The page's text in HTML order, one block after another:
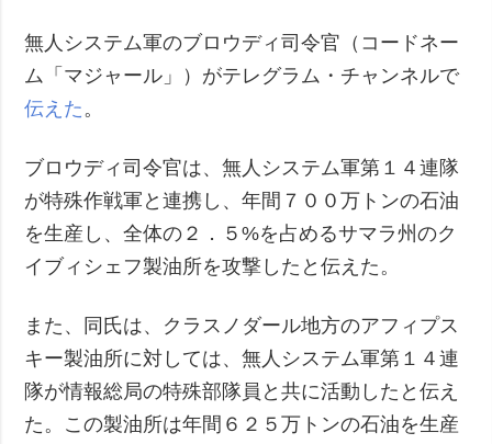
追加
特集
インタビュー
動画
サービス
購読
無人システム軍のブロウディ司令官（コードネー
ム「マジャール」）がテレグラム・チャンネルで
伝えた 。
ブロウディ司令官は、無人システム軍第１４連隊
が特殊作戦軍と連携し、年間７００万トンの石油
を生産し、全体の２．５%を占めるサマラ州のク
イブィシェフ製油所を攻撃したと伝えた。
また、同氏は、クラスノダール地方のアフィプス
キー製油所に対しては、無人システム軍第１４連
隊が情報総局の特殊部隊員と共に活動したと伝え
た。この製油所は年間６２５万トンの石油を生産